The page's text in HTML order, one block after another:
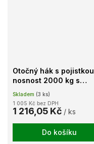
Otočný hák s pojistkou
nosnost 2000 kg s
ložiskem
Skladem (3 ks)
1 005 Kč bez DPH
1 216,05 Kč / ks
Do košíku